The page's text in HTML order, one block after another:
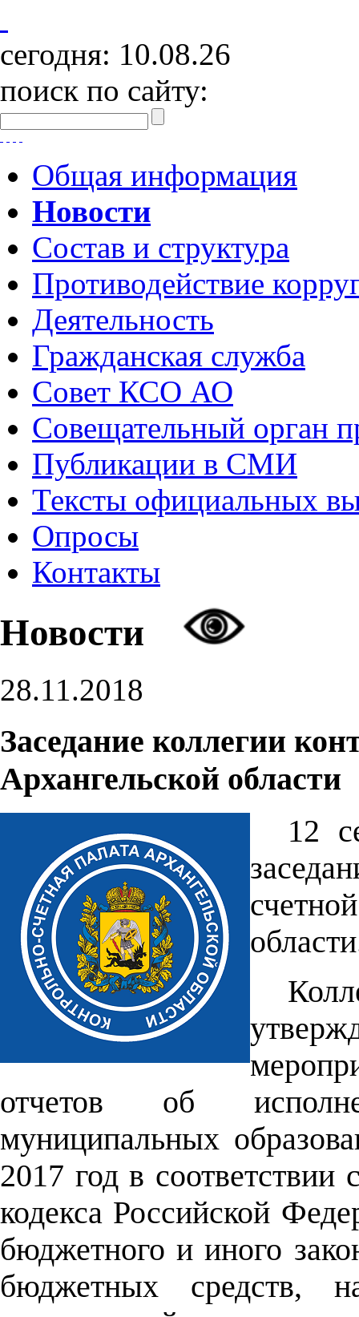
сегодня: 10.08.26
поиск по сайту:
Общая информация
Новости
Состав и структура
Противодействие
Деятельность
Гражданская служба
Совет КСО АО
Совещательный орган
Публикации в СМИ
Тексты официальных
Опросы
Контакты
Новости
28.11.2018
Заседание коллегии
Архангельской области
12
отчетов об
муниципальных
2017 год в
кодекса Российской
бюджетного и иного
бюджетных средств,